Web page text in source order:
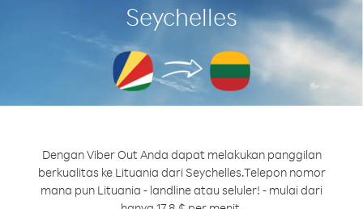
Seychelles
Dengan Viber Out Anda dapat melakukan panggilan
berkualitas ke Lituania dari Seychelles.Telepon nomor
mana pun Lituania - landline atau seluler! - mulai dari